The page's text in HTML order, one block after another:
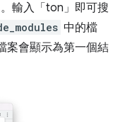
。輸入「ton」即可搜
中的檔
案會顯示為第一個結